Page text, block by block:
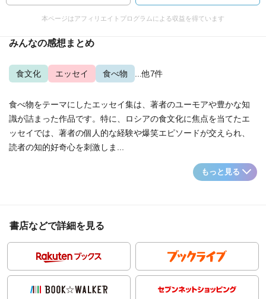
本ページはアフィリエイトプログラムによる収益を得ています
みんなの感想まとめ
食文化 エッセイ 食べ物 ...他7件
食べ物をテーマにしたエッセイ集は、著者のユーモアや豊かな知
識が詰まった作品です。特に、ロシアの食文化に焦点を当てたエ
ッセイでは、著者の個人的な経験や爆笑エピソードが交えられ、
読者の知的好奇心を刺激しま...
もっと見る
書店などで詳細を見る